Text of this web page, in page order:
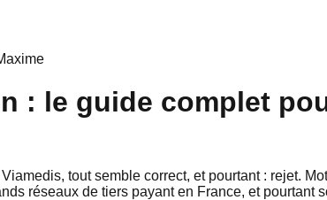
: le guide complet
tout semble correct, et pourtant : rejet.
réseaux de tiers payant en France, et